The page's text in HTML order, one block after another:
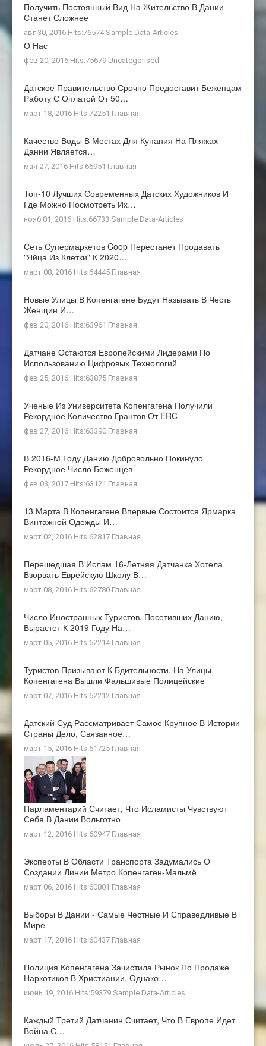
Получить Постоянный Вид На Жительство В Дании
Станет Сложнее
авг 30, 2016 Hits:76574 Sample Data-Articles
О Нас
фев 20, 2016 Hits:75679 Uncategorised
Датское Правительство Срочно Предоставит Беженцам
Работу С Оплатой От 50…
март 18, 2016 Hits:72251 Главная
Качество Воды В Местах Для Купания На Пляжах
Дании Является…
мая 27, 2016 Hits:66951 Главная
Топ-10 Лучших Современных Датских Художников И
Где Можно Посмотреть Их…
нояб 01, 2016 Hits:66733 Sample Data-Articles
Сеть Супермаркетов Coop Перестанет Продавать
"яйца Из Клетки" К 2020…
март 08, 2016 Hits:64445 Главная
Новые Улицы В Копенгагене Будут Называть В Честь
Женщин И…
фев 20, 2016 Hits:63961 Главная
Датчане Остаются Европейскими Лидерами По
Использованию Цифровых Технологий
фев 25, 2016 Hits:63875 Главная
Ученые Из Университета Копенгагена Получили
Рекордное Количество Грантов От ERC
фев 27, 2016 Hits:63390 Главная
В 2016-М Году Данию Добровольно Покинуло
Рекордное Число Беженцев
фев 03, 2017 Hits:63121 Главная
13 Марта В Копенгагене Впервые Состоится Ярмарка
Винтажной Одежды И…
март 02, 2016 Hits:62817 Главная
Перешедшая В Ислам 16-Летняя Датчанка Хотела
Взорвать Еврейскую Школу В…
март 08, 2016 Hits:62780 Главная
Число Иностранных Туристов, Посетивших Данию,
Вырастет К 2019 Году На…
март 05, 2016 Hits:62214 Главная
Туристов Призывают К Бдительности. На Улицы
Копенгагена Вышли Фальшивые Полицейские
март 07, 2016 Hits:62212 Главная
Датский Суд Рассматривает Самое Крупное В Истории
Страны Дело, Связанное…
март 15, 2016 Hits:61725 Главная
Парламентарий Считает, Что Исламисты Чувствуют
Себя В Дании Вольготно
март 12, 2016 Hits:60947 Главная
Эксперты В Области Транспорта Задумались О
Создании Линии Метро Копенгаген-Мальмё
март 06, 2016 Hits:60801 Главная
Выборы В Дании - Самые Честные И Справедливые В
Мире
март 17, 2016 Hits:60437 Главная
Полиция Копенгагена Зачистила Рынок По Продаже
Наркотиков В Христиании, Однако…
июнь 19, 2016 Hits:59379 Sample Data-Articles
Каждый Третий Датчанин Считает, Что В Европе Идет
Война С…